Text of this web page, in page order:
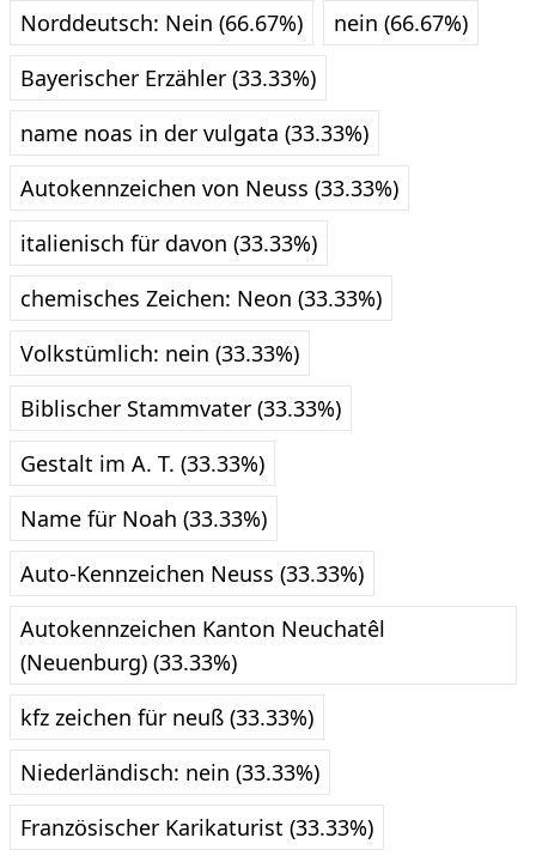
Norddeutsch: Nein (66.67%)
nein (66.67%)
Bayerischer Erzähler (33.33%)
name noas in der vulgata (33.33%)
Autokennzeichen von Neuss (33.33%)
italienisch für davon (33.33%)
chemisches Zeichen: Neon (33.33%)
Volkstümlich: nein (33.33%)
Biblischer Stammvater (33.33%)
Gestalt im A. T. (33.33%)
Name für Noah (33.33%)
Auto-Kennzeichen Neuss (33.33%)
Autokennzeichen Kanton Neuchatêl
(Neuenburg) (33.33%)
kfz zeichen für neuß (33.33%)
Niederländisch: nein (33.33%)
Französischer Karikaturist (33.33%)